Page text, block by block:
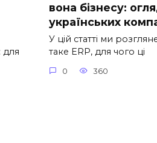
для
вона бізнесу:
українських
У цій статті ми
таке ERP, для чого ці
0 360